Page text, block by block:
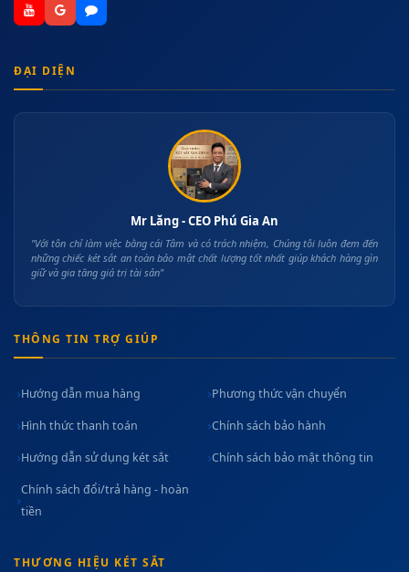
ĐẠI DIỆN
Mr Lăng - CEO Phú Gia An
"Với tôn chỉ làm việc bằng cái Tâm và có trách nhiệm, Chúng tôi luôn đem đến
những chiếc két sắt an toàn bảo mật chất lượng tốt nhất giúp khách hàng gìn
giữ và gia tăng giá trị tài sản"
THÔNG TIN TRỢ GIÚP
Hướng dẫn mua hàng Phương thức vận chuyển
Hình thức thanh toán Chính sách bảo hành
Hướng dẫn sử dụng két sắt Chính sách bảo mật thông tin
Chính sách đổi/trả hàng - hoàn
tiền
THƯƠNG HIỆU KÉT SẮT